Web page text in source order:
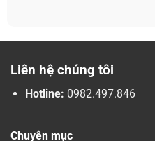
Liên hệ chúng tôi
Hotline: 0982.497.846
Chuyên mục